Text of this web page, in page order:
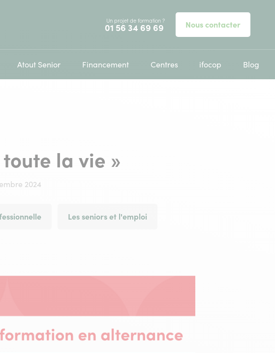
Un projet de formation ?
Appelez-nous au
01 56 34 69 69 Nous contacter
Atout Senior Financement Centres ifocop Blog
la vie »
2024
Les seniors et l'emploi